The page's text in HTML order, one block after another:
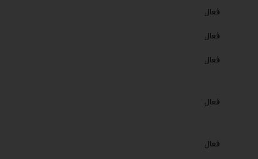
فعال
فعال
فعال
فعال
فعال